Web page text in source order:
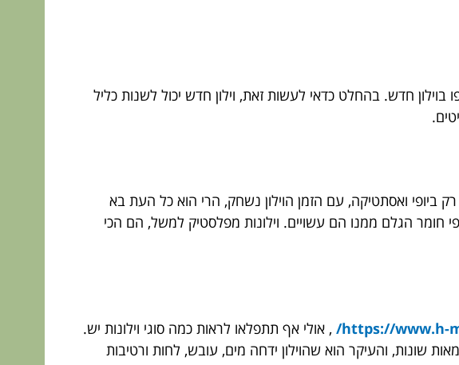
חדש. בהחלט כדאי לעשות זאת, וילון חדש יכול לשנות כליל
ביופי ואסתטיקה, עם הזמן הוילון נשחק, הרי הוא כל העת בא
פי חומר הגלם ממנו הם עשויים. וילונות מפלסטיק למשל, הם הכי
https://www.h- , אולי אף תתפלאו לראות כמה סוגי וילונות יש.
שונות, והעיקר הוא שהוילון ידחה מים, עובש, לחות ורטיבות